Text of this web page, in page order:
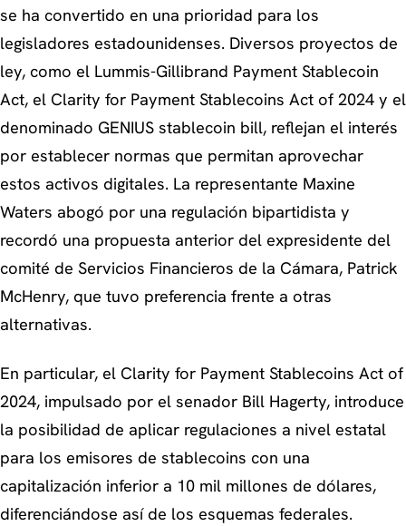
se ha convertido en una prioridad para los
legisladores estadounidenses. Diversos proyectos de
ley, como el Lummis-Gillibrand Payment Stablecoin
Act, el Clarity for Payment Stablecoins Act of 2024 y el
denominado GENIUS stablecoin bill, reflejan el interés
por establecer normas que permitan aprovechar
estos activos digitales. La representante Maxine
Waters abogó por una regulación bipartidista y
recordó una propuesta anterior del expresidente del
comité de Servicios Financieros de la Cámara, Patrick
McHenry, que tuvo preferencia frente a otras
alternativas.
En particular, el Clarity for Payment Stablecoins Act of
2024, impulsado por el senador Bill Hagerty, introduce
la posibilidad de aplicar regulaciones a nivel estatal
para los emisores de stablecoins con una
capitalización inferior a 10 mil millones de dólares,
diferenciándose así de los esquemas federales.